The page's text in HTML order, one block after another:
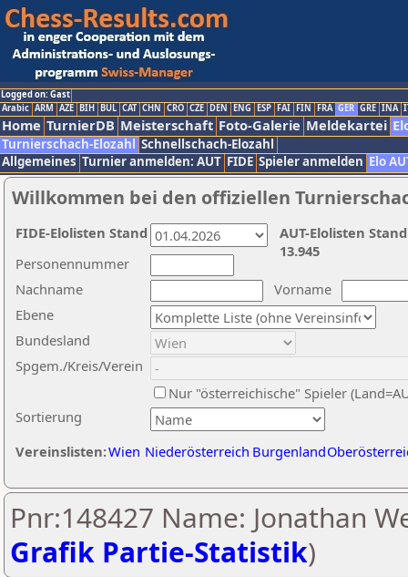
Logged on: Gast
Arabic ARM AZE BIH BUL CAT CHN CRO CZE DEN ENG ESP FAI FIN FRA GER GRE INA
Home TurnierDB Meisterschaft Foto-Galerie Meldekartei
Turnierschach-Elozahl Schnellschach-Elozahl
Allgemeines Turnier anmelden: AUT FIDE Spieler anmelden Elo
Willkommen bei den offiziellen
Nachname
Vorname
Ebene
Sortierung
Personennummer
Bundesland
Spgem./Kreis/Verein
Nur "österreichische" Spieler
Vereinslisten:Wien Niederösterreich Burgenland
AUT-Elolisten
13.945
FIDE-Elolisten Stand
Pnr:148427 Name: Jonathan
Grafik Partie-Statistik)